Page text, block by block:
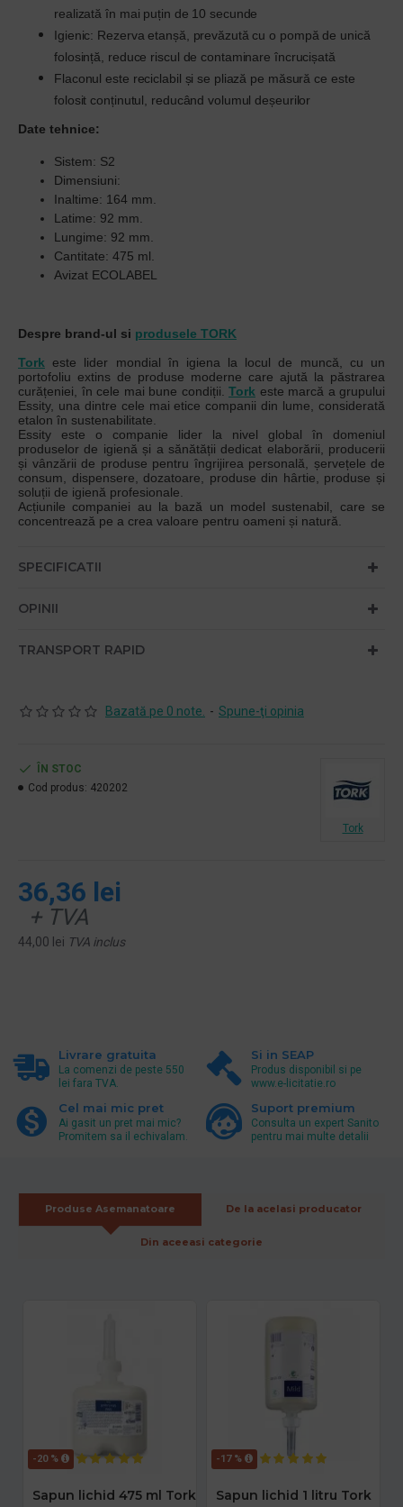
realizată în mai puțin de 10 secunde
Igienic: Rezerva etanșă, prevăzută cu o pompă de unică
folosință, reduce riscul de contaminare încrucișată
Flaconul este reciclabil și se pliază pe măsură ce este
folosit conținutul, reducând volumul deșeurilor
Date tehnice:
Sistem: S2
Dimensiuni:
Inaltime: 164 mm.
Latime: 92 mm.
Lungime: 92 mm.
Cantitate: 475 ml.
Avizat ECOLABEL
Despre brand-ul si produsele TORK
Tork este lider mondial în igiena la locul de muncă, cu un
portofoliu extins de produse moderne care ajută la păstrarea
curățeniei, în cele mai bune condiții. Tork este marcă a grupului
Essity, una dintre cele mai etice companii din lume, considerată
etalon în sustenabilitate.
Essity este o companie lider la nivel global în domeniul
produselor de igienă și a sănătății dedicat elaborării, producerii
și vânzării de produse pentru îngrijirea personală, șervețele de
consum, dispensere, dozatoare, produse din hârtie, produse și
soluții de igienă profesionale.
Acțiunile companiei au la bază un model sustenabil, care se
concentrează pe a crea valoare pentru oameni și natură.
SPECIFICATII
OPINII
TRANSPORT RAPID
Bazată pe 0 note. - Spune-ţi opinia
36,36 lei
+ TVA
44,00 lei TVA inclus
ÎN STOC
Cod produs: 420202
Tork
Livrare gratuita
La comenzi de peste 550
lei fara TVA.
Si in SEAP
Produs disponibil si pe
www.e-licitatie.ro
Cel mai mic pret
Ai gasit un pret mai mic?
Promitem sa il echivalam.
Suport premium
Consulta un expert Sanito
pentru mai multe detalii
Produse Asemanatoare De la acelasi producator
Din aceeasi categorie
-20 %
Sapun lichid 475 ml Tork
-17 %
Sapun lichid 1 litru Tork